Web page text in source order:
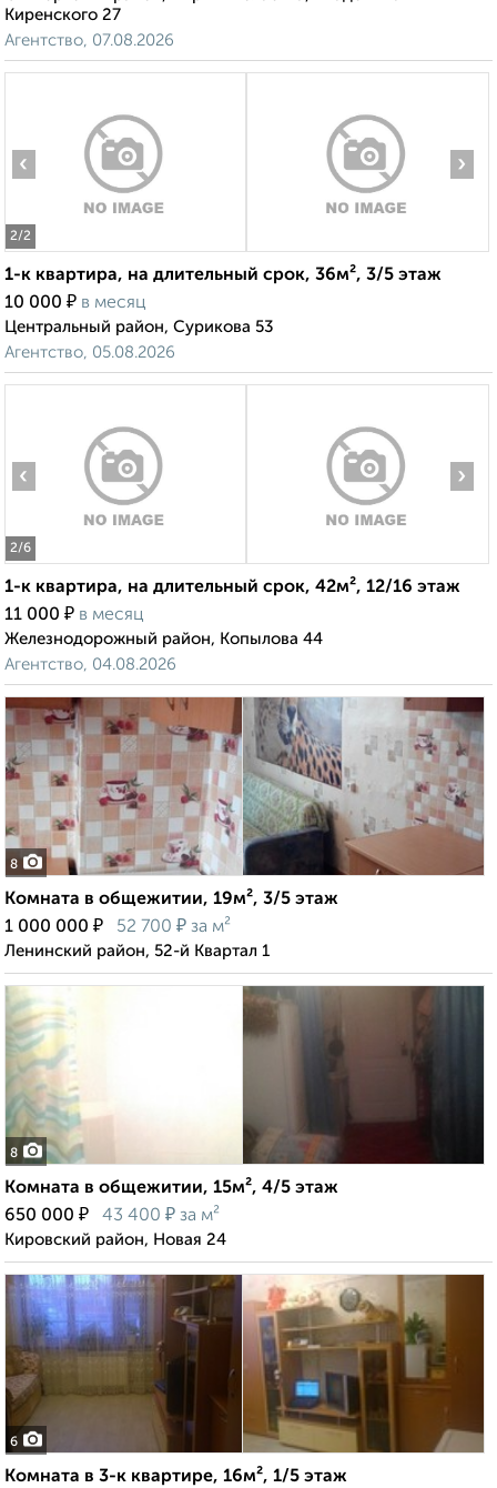
Киренского 27
Агентство, 07.08.2026
2/2
‹ ›
1-к квартира, на длительный срок, 36м², 3/5 этаж
10 000 ₽ в месяц
Центральный район, Сурикова 53
Агентство, 05.08.2026
2/6
‹ ›
1-к квартира, на длительный срок, 42м², 12/16 этаж
11 000 ₽ в месяц
Железнодорожный район, Копылова 44
Агентство, 04.08.2026
8
Комната в общежитии, 19м², 3/5 этаж
1 000 000 ₽ 52 700 ₽ за м²
Ленинский район, 52-й Квартал 1
8
Комната в общежитии, 15м², 4/5 этаж
650 000 ₽ 43 400 ₽ за м²
Кировский район, Новая 24
6
Комната в 3-к квартире, 16м², 1/5 этаж